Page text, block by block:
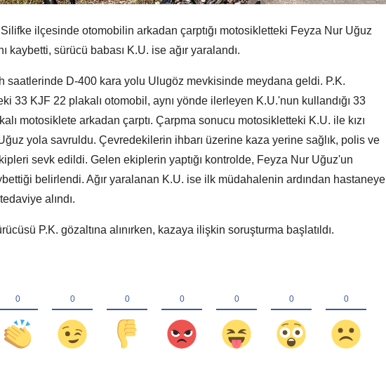
ilçesinde otomobilin arkadan çarptığı motosikletteki Feyza Nur Uğuz
kaybetti, sürücü babası K.U. ise ağır yaralandı.
saatlerinde D-400 kara yolu Ulugöz mevkisinde meydana geldi. P.K.
33 KJF 22 plakalı otomobil, aynı yönde ilerleyen K.U.'nun kullandığı 33
motosiklete arkadan çarptı. Çarpma sonucu motosikletteki K.U. ile kızı
yola savruldu. Çevredekilerin ihbarı üzerine kaza yerine sağlık, polis ve
sevk edildi. Gelen ekiplerin yaptığı kontrolde, Feyza Nur Uğuz'un
belirlendi. Ağır yaralanan K.U. ise ilk müdahalenin ardından hastaneye
alındı.
P.K. gözaltına alınırken, kazaya ilişkin soruşturma başlatıldı.